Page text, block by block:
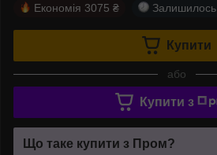
Економія 3075 ₴ Залишилось
Купити
або
Купити з
Що таке купити з Пром?